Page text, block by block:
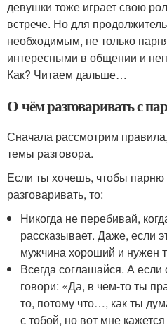
девушки тоже играет свою
встрече. Но для
необходимым, не только
интересными в общении и
Как? Читаем дальше…
О чём разговаривать с
Сначала рассмотрим
темы разговора.
Если ты хочешь, чтобы парню
разговаривать, то:
Никогда не перебивай,
рассказывает. Даже, если
мужчина хороший и нужен
Всегда соглашайся. А если
говори: «Да, в чем-то ты
то, потому что…, как ты
с тобой, но вот мне